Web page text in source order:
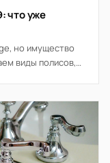
что уже
но имущество
виды полисов,